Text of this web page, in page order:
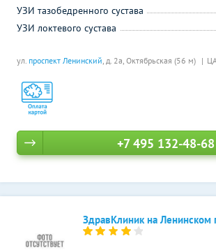
ул. проспект Ленинский, д. 2а, Октябрьская (56 м)
УЗИ тазобедренного сустава
УЗИ локтевого сустава
+7 495 132-48-68
ЗдравКлиник на Ленинском